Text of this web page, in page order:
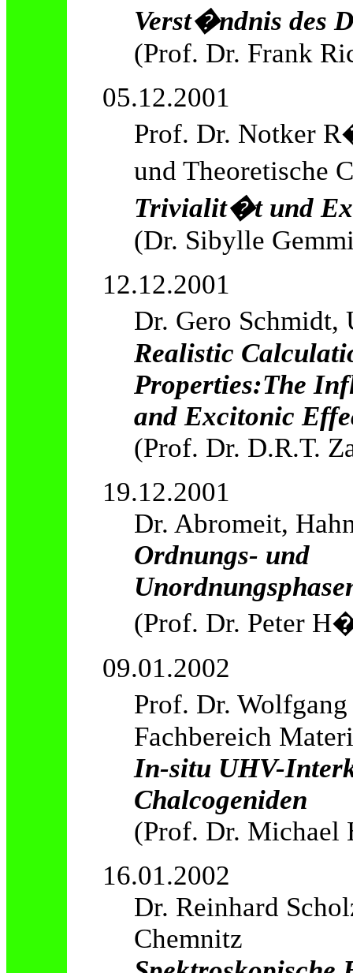
Verst�ndnis des
(Prof. Dr. Frank
05.12.2001
Prof. Dr. Notker
und Theoretische
Trivialit�t und
(Dr. Sibylle
12.12.2001
Dr. Gero
Realistic
Properties:The
and Excitonic
(Prof. Dr. D.R.T.
19.12.2001
Dr. Abromeit,
Ordnungs- und
(Prof. Dr. Peter
09.01.2002
Prof. Dr.
Fachbereich
In-situ UHV-
Chalcogeniden
(Prof. Dr. Michael
16.01.2002
Dr. Reinhard
Chemnitz